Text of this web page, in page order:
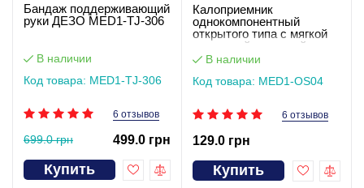
Бандаж поддерживающий
руки ДЕЗО MED1-TJ-306
В наличии
Код товара: MED1-TJ-306
6 отзывов
699.0 грн 499.0 грн
Купить
Калоприемник
однокомпонентный
открытого типа с мягкой
застежкой-липучкой
MED1-OS04
В наличии
Код товара: MED1-OS04
6 отзывов
129.0 грн
Купить